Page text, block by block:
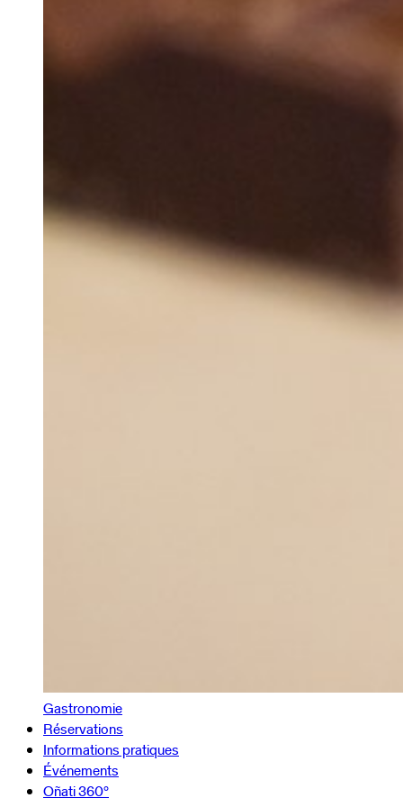
Gastronomie
Réservations
Informations pratiques
Événements
Oñati 360º